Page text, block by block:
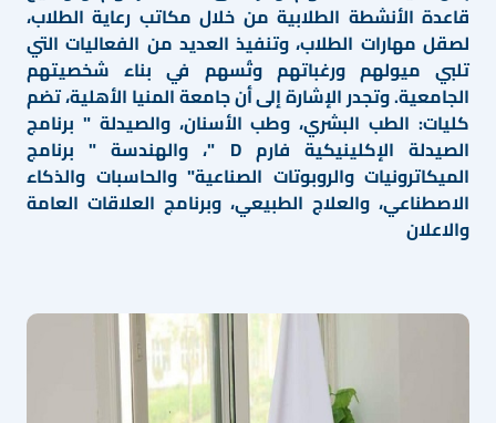
قاعدة الأنشطة الطلابية من خلال مكاتب رعاية الطلاب،
لصقل مهارات الطلاب، وتنفيذ العديد من الفعاليات التي
تلبي ميولهم ورغباتهم وتُسهم في بناء شخصيتهم
الجامعية. وتجدر الإشارة إلى أن جامعة المنيا الأهلية، تضم
كليات: الطب البشري، وطب الأسنان، والصيدلة " برنامج
الصيدلة الإكلينيكية فارم D "، والهندسة " برنامج
الميكاترونيات والروبوتات الصناعية" والحاسبات والذكاء
الاصطناعي، والعلاج الطبيعي، وبرنامج العلاقات العامة
والاعلان